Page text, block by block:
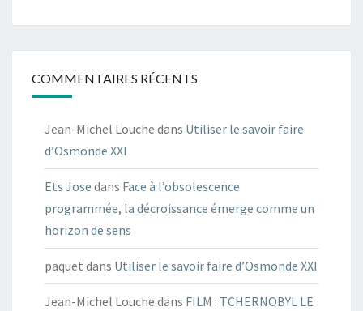
COMMENTAIRES RÉCENTS
Jean-Michel Louche dans Utiliser le savoir faire
d’Osmonde XXI
Ets Jose dans Face à l’obsolescence
programmée, la décroissance émerge comme un
horizon de sens
paquet dans Utiliser le savoir faire d’Osmonde XXI
Jean-Michel Louche dans FILM : TCHERNOBYL LE